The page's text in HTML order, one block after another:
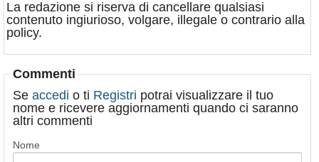
La redazione si riserva di cancellare qualsiasi
contenuto ingiurioso, volgare, illegale o contrario alla
policy.
Commenti
Se accedi o ti Registri potrai visualizzare il tuo
nome e ricevere aggiornamenti quando ci saranno
altri commenti
Nome